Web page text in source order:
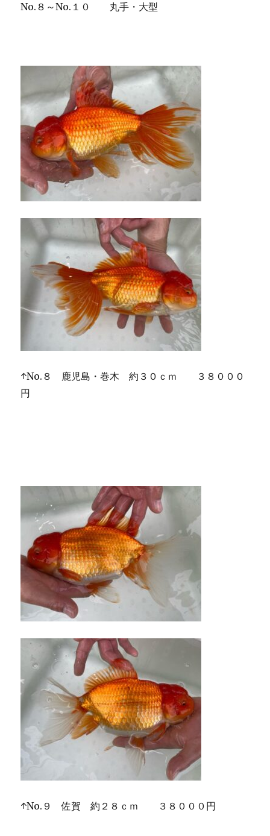
No.８～No.１０ 丸手・大型
↑No.８ 鹿児島・巻木 約３０ｃｍ ３８０００
円
↑No.９ 佐賀 約２８ｃｍ ３８０００円